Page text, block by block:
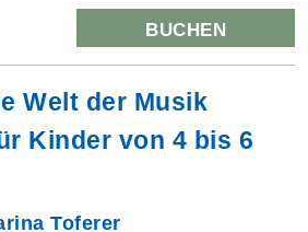
BUCHEN
Welt der Musik
Kinder von 4 bis 6
Toferer